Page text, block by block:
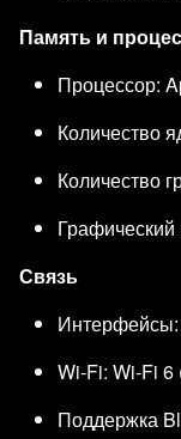
Память и
Процессор:
Количество
Количество
Графический
Связь
Интерфейсы:
Wi-Fi: Wi-Fi 6
Поддержка